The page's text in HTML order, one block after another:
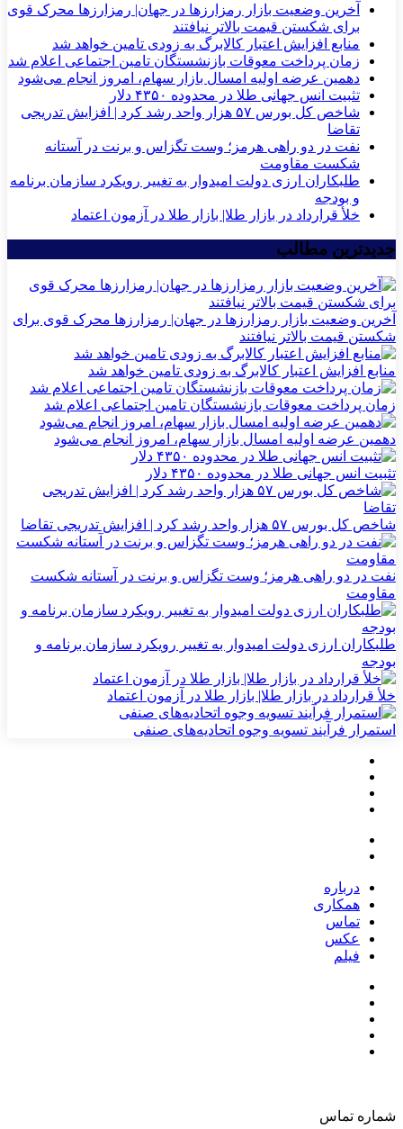
آخرین وضعیت بازار رمزارزها در جهان| رمزارزها محرک قوی
برای شکستن قیمت بالاتر نیافتند
منابع افزایش اعتبار کالابرگ به زودی تامین خواهد شد
زمان پرداخت معوقات بازنشستگان تامین اجتماعی اعلام شد
دهمین عرضه اولیه امسال بازار سهام، امروز انجام می‌شود
تثبیت انس جهانی طلا در محدوده ۴۳۵۰ دلار
شاخص کل بورس ۵۷ هزار واحد رشد کرد | افزایش تدریجی
تقاضا
نفت در دو راهی هرمز؛ وست تگزاس و برنت در آستانه
شکست مقاومت
طلبکاران ارزی دولت امیدوار به تغییر رویکرد سازمان برنامه
و بودجه
خلأ قرارداد در بازار طلا| بازار طلا در آزمون اعتماد
جدیدترین مطالب
آخرین وضعیت بازار رمزارزها در جهان| رمزارزها محرک قوی برای
شکستن قیمت بالاتر نیافتند
منابع افزایش اعتبار کالابرگ به زودی تامین خواهد شد
زمان پرداخت معوقات بازنشستگان تامین اجتماعی اعلام شد
دهمین عرضه اولیه امسال بازار سهام، امروز انجام می‌شود
تثبیت انس جهانی طلا در محدوده ۴۳۵۰ دلار
شاخص کل بورس ۵۷ هزار واحد رشد کرد | افزایش تدریجی تقاضا
نفت در دو راهی هرمز؛ وست تگزاس و برنت در آستانه شکست
مقاومت
طلبکاران ارزی دولت امیدوار به تغییر رویکرد سازمان برنامه و
بودجه
خلأ قرارداد در بازار طلا| بازار طلا در آزمون اعتماد
استمرار فرآیند تسویه وجوه اتحادیه‌های صنفی
درباره
همکاری
تماس
عکس
فیلم
شماره تماس